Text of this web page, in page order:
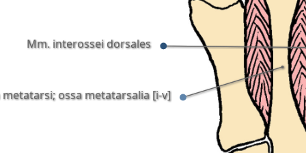
metatarsi; ossa metatarsalia [i-v]
Mm. interossei dorsales